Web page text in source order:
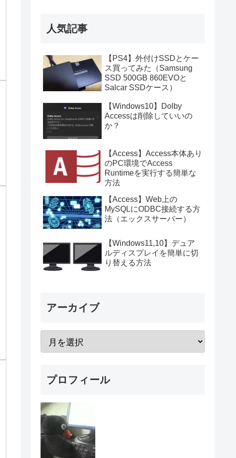
人気記事
【PS4】外付けSSDとケー
ス買ってみた（Samsung
SSD 500GB 860EVOと
Salcar SSDケース）
【Windows10】Dolby
Accessは削除していいの
か？
【Access】Access本体あり
のPC環境でAccess
Runtimeを実行する簡単な
方法
【Access】Web上の
MySQLにODBC接続する方
法（エックスサーバー）
【Windows11,10】デュア
ルディスプレイを簡単に切
り替える方法
アーカイブ
プロフィール